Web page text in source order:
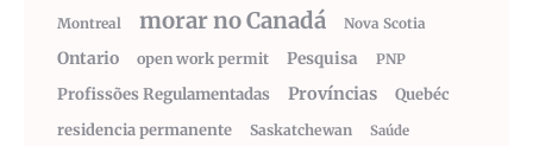
Montreal morar no Canadá Nova Scotia
Ontario open work permit Pesquisa PNP
Profissões Regulamentadas Províncias
Quebéc
residencia permanente
Saskatchewan Saúde